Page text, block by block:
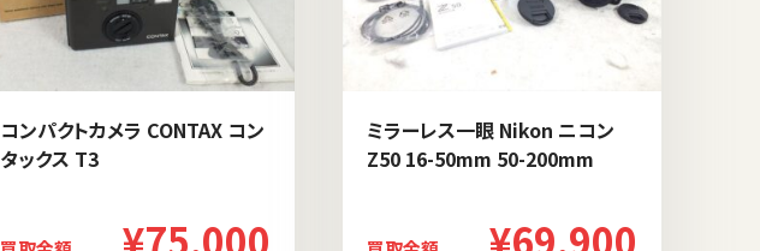
コンパクトカメラ CONTAX コン
タックス T3
ミラーレス一眼 Nikon ニコン
Z50 16-50mm 50-200mm